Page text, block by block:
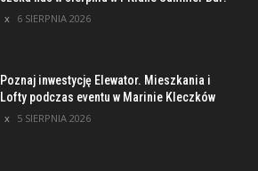
6 SIERPNIA 2026
Poznaj inwestycję Elewator. Mieszkania i
Lofty podczas eventu w Marinie Kleczków
5 SIERPNIA 2026